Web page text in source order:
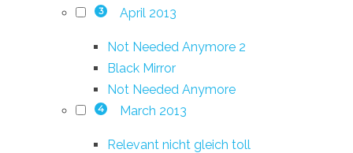
3 April 2013
Not Needed Anymore 2
Black Mirror
Not Needed Anymore
4 March 2013
Relevant nicht gleich toll